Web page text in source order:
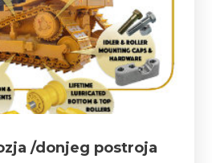
/donjeg postroja